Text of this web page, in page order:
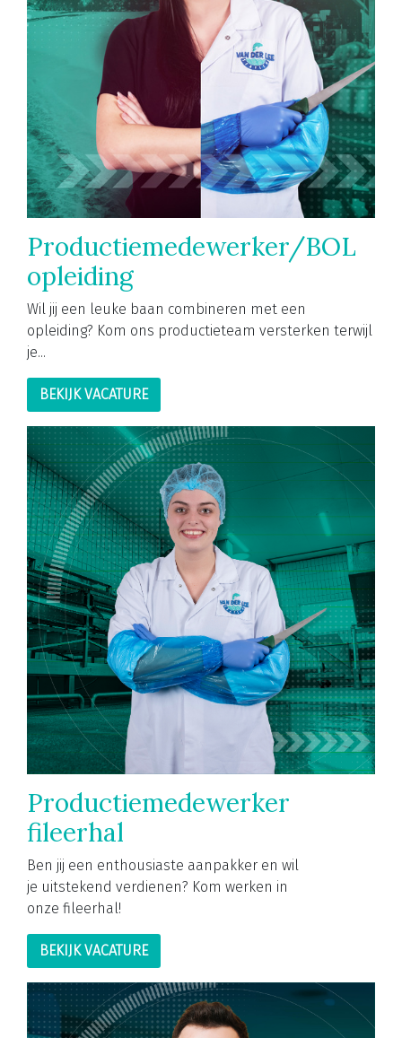
Productiemedewerker/BOL
opleiding
Wil jij een leuke baan combineren met een
opleiding? Kom ons productieteam versterken terwijl
je...
BEKIJK VACATURE
Productiemedewerker
fileerhal
Ben jij een enthousiaste aanpakker en wil
je uitstekend verdienen? Kom werken in
onze fileerhal!
BEKIJK VACATURE